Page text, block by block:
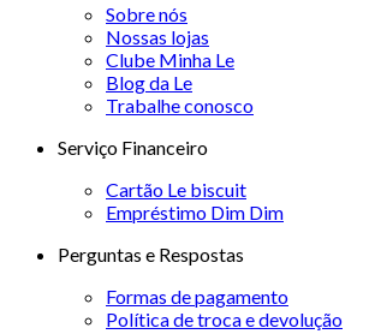
Sobre nós
Nossas lojas
Clube Minha Le
Blog da Le
Trabalhe conosco
Serviço Financeiro
Cartão Le biscuit
Empréstimo Dim Dim
Perguntas e Respostas
Formas de pagamento
Política de troca e devolução